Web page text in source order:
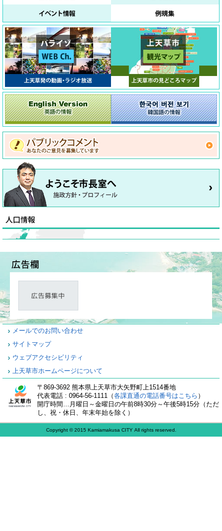
メールでのお問い合わせ
サイトマップ
ウェブアクセシビリティ
上天草市ホームページについて
〒869-3692 熊本県上天草市大矢野町上1514番地
代表電話 : 0964-56-1111（各課直通の電話番号はこちら ）
開庁時間…月曜日～金曜日の午前8時30分～午後5時15分（ただ
し、祝・休日、年末年始を除く）
Copyright © 2015 Kamiamakusa CITY All rights reserved.